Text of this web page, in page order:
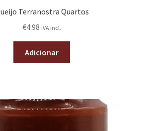
Terranostra Quartos
€4.98 IVA incl.
Adicionar